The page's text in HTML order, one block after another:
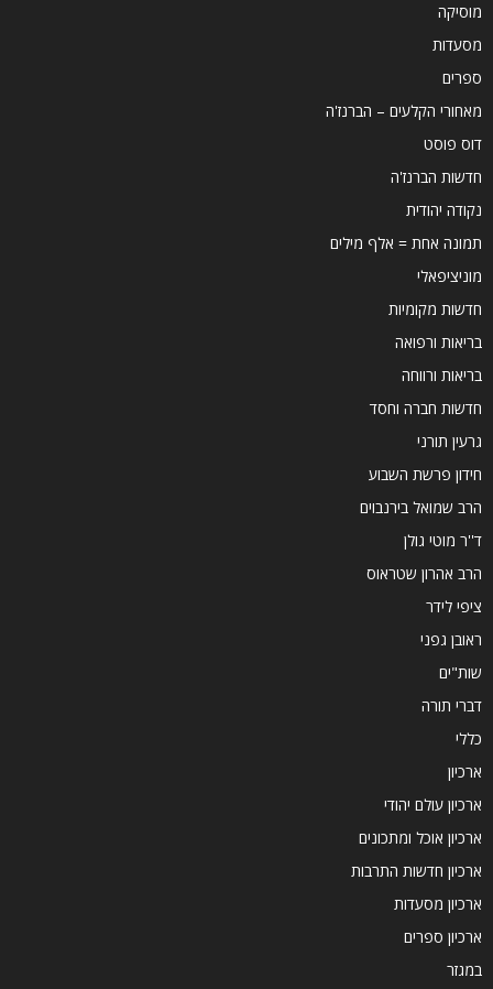
מוסיקה
מסעדות
ספרים
מאחורי הקלעים – הברנז'ה
דוס פוסט
חדשות הברנז'ה
נקודה יהודית
תמונה אחת = אלף מילים
מוניציפאלי
חדשות מקומיות
בריאות ורפואה
בריאות ורווחה
חדשות חברה וחסד
גרעין תורני
חידון פרשת השבוע
הרב שמואל בירנבוים
ד''ר מוטי גולן
הרב אהרון שטראוס
ציפי לידר
ראובן גפני
שות"ים
דברי תורה
כללי
ארכיון
ארכיון עולם יהודי
ארכיון אוכל ומתכונים
ארכיון חדשות התרבות
ארכיון מסעדות
ארכיון ספרים
במגזר